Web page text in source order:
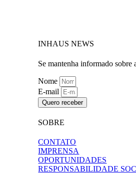
INHAUS NEWS
Se mantenha informado sobre
Nome
E-mail
Quero receber
SOBRE
CONTATO
IMPRENSA
OPORTUNIDADES
RESPONSABILIDADE